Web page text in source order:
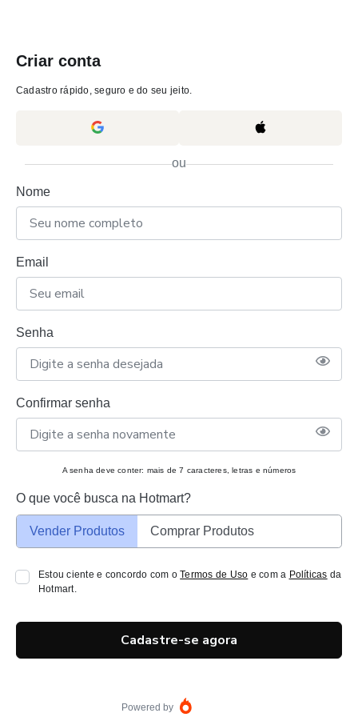
Criar conta
Cadastro rápido, seguro e do seu jeito.
ou
Nome
Email
Senha
Confirmar senha
A senha deve conter: mais de 7 caracteres, letras e números
O que você busca na Hotmart?
Vender Produtos Comprar Produtos
Estou ciente e concordo com oTermos de Uso e com a Políticas da
Hotmart.
Cadastre-se agora
Powered by